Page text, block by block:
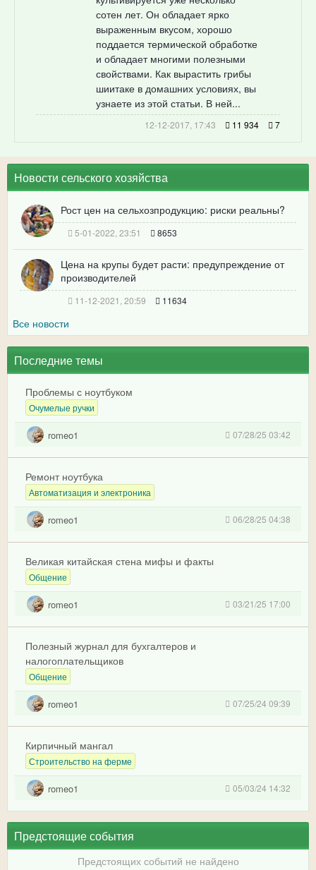
сотен лет. Он обладает ярко
выраженным вкусом, хорошо
поддается термической обработке
и обладает многими полезными
свойствами. Как вырастить грибы
шиитаке в домашних условиях, вы
узнаете из этой статьи. В ней...
12-12-2017, 17:43 11 934 7
Новости сельского хозяйства
Рост цен на сельхозпродукцию: риски реальны?
5-01-2022, 23:51 8653
Цена на крупы будет расти: предупреждение от
производителей
11-12-2021, 20:59 11634
Все новости
Последние темы
Проблемы с ноутбуком
Очумелые ручки
romeo1 07/28/25 03:42
Ремонт ноутбука
Автоматизация и электроника
romeo1 06/28/25 04:38
Великая китайская стена мифы и факты
Общение
romeo1 03/21/25 17:00
Полезный журнал для бухгалтеров и
налогоплательщиков
Общение
romeo1 07/25/24 09:39
Кирпичный мангал
Строительство на ферме
romeo1 05/03/24 14:32
Предстоящие события
Предстоящих событий не найдено